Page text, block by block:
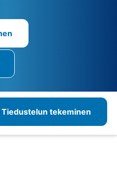
Tiedustelun tekeminen